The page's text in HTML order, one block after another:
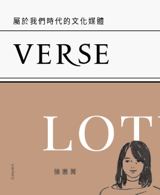
屬於我們時代的文化媒體